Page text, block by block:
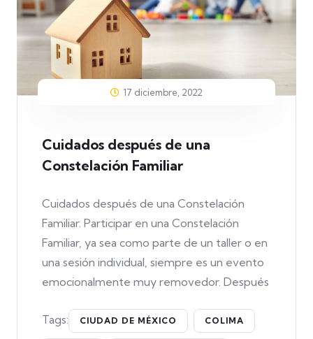
17 diciembre, 2022
Cuidados después de una
Constelación Familiar
Cuidados después de una Constelación
Familiar. Participar en una Constelación
Familiar, ya sea como parte de un taller o en
una sesión individual, siempre es un evento
emocionalmente muy removedor. Después
Tags: CIUDAD DE MÉXICO COLIMA